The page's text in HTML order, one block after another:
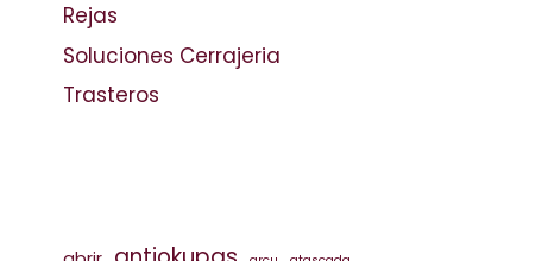
Rejas
Soluciones Cerrajeria
Trasteros